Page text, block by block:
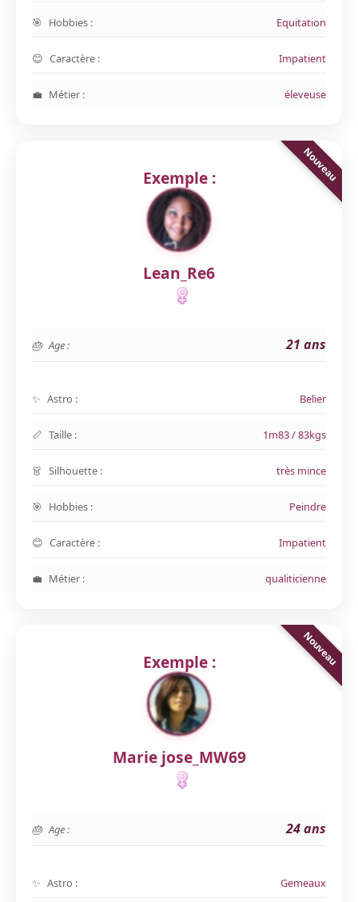
Hobbies : Equitation
Caractère : Impatient
Métier : éleveuse
Exemple :
Lean_Re6
Age : 21 ans
Astro : Belier
Taille : 1m83 / 83kgs
Silhouette : très mince
Hobbies : Peindre
Caractère : Impatient
Métier : qualiticienne
Exemple :
Marie jose_MW69
Age : 24 ans
Astro : Gemeaux